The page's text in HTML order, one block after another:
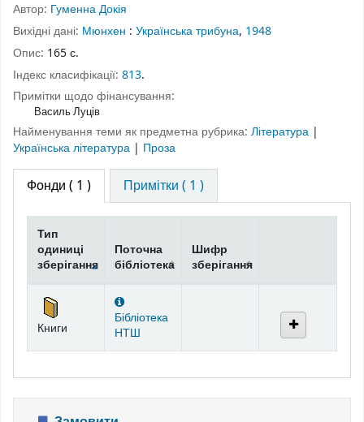
Автор: Гуменна Докія
Вихідні дані: Мюнхен : Українська трибуна, 1948
Опис: 165 с.
Індекс класифікації: 813.
Примітки щодо фінансування:
Василь Луців
Найменування теми як предметна рубрика: Література |
Українська література | Проза
Фонди ( 1 ) Примітки ( 1 )
Фонди
Тип
одиниці
зберігання
Поточна
бібліотека
Шифр
зберігання
Книги
Бібліотека
НТШ